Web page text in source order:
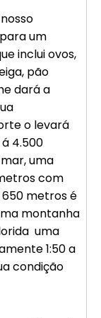
um
inclui ovos,
pão
dará a
o levará
4.500
uma
com
metros é
montanha
uma
1:50 a
condição